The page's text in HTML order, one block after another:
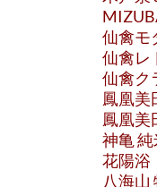
仙禽モ
仙禽レ
仙禽ク
鳳凰美
鳳凰美
神亀
花陽浴
八海山